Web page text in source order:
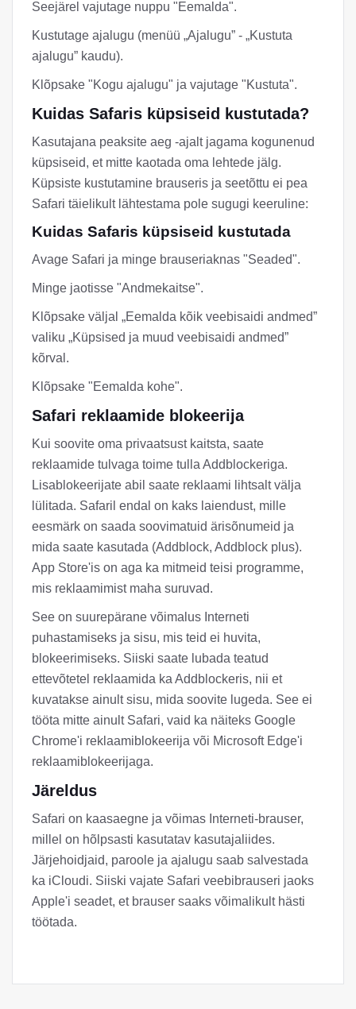
Seejärel vajutage nuppu "Eemalda".
Kustutage ajalugu (menüü „Ajalugu” - „Kustuta
ajalugu” kaudu).
Klõpsake "Kogu ajalugu" ja vajutage "Kustuta".
Kuidas Safaris küpsiseid kustutada?
Kasutajana peaksite aeg -ajalt jagama kogunenud
küpsiseid, et mitte kaotada oma lehtede jälg.
Küpsiste kustutamine brauseris ja seetõttu ei pea
Safari täielikult lähtestama pole sugugi keeruline:
Kuidas Safaris küpsiseid kustutada
Avage Safari ja minge brauseriaknas "Seaded".
Minge jaotisse "Andmekaitse".
Klõpsake väljal „Eemalda kõik veebisaidi andmed”
valiku „Küpsised ja muud veebisaidi andmed”
kõrval.
Klõpsake "Eemalda kohe".
Safari reklaamide blokeerija
Kui soovite oma privaatsust kaitsta, saate
reklaamide tulvaga toime tulla Addblockeriga.
Lisablokeerijate abil saate reklaami lihtsalt välja
lülitada. Safaril endal on kaks laiendust, mille
eesmärk on saada soovimatuid ärisõnumeid ja
mida saate kasutada (Addblock, Addblock plus).
App Store'is on aga ka mitmeid teisi programme,
mis reklaamimist maha suruvad.
See on suurepärane võimalus Interneti
puhastamiseks ja sisu, mis teid ei huvita,
blokeerimiseks. Siiski saate lubada teatud
ettevõtetel reklaamida ka Addblockeris, nii et
kuvatakse ainult sisu, mida soovite lugeda. See ei
tööta mitte ainult Safari, vaid ka näiteks Google
Chrome'i reklaamiblokeerija või Microsoft Edge'i
reklaamiblokeerijaga.
Järeldus
Safari on kaasaegne ja võimas Interneti-brauser,
millel on hõlpsasti kasutatav kasutajaliides.
Järjehoidjaid, paroole ja ajalugu saab salvestada
ka iCloudi. Siiski vajate Safari veebibrauseri jaoks
Apple'i seadet, et brauser saaks võimalikult hästi
töötada.